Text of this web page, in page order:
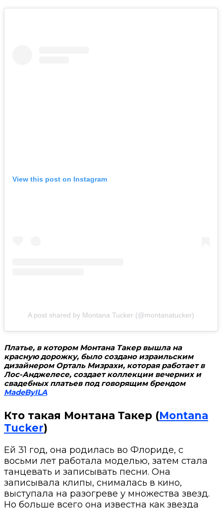
View this post on Instagram
A post shared by Montana Tucker (@montanatucker)
Платье, в котором Монтана Такер вышла на
красную дорожку, было создано израильским
дизайнером Орталь Мизрахи, которая работает в
Лос-Анджелесе, создает коллекции вечерних и
свадебных платьев под говорящим брендом
MadeByILA
Кто такая Монтана Такер (Montana
Tucker)
Ей 31 год, она родилась во Флориде, с
восьми лет работала моделью, затем стала
танцевать и записывать песни. Она
записывала клипы, снималась в кино,
выступала на разогреве у множества звезд.
Но больше всего она известна как звезда